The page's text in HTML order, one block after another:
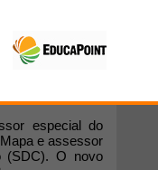
Ministério da
de agosto. O
no Banco
Figueiredo
de Cuiabá
especial do
e assessor
(SDC). O novo